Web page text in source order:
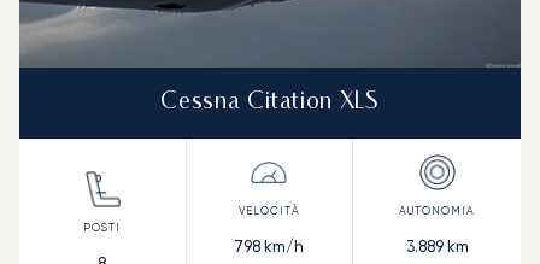
Cessna Citation XLS
798 km/h 3.889km